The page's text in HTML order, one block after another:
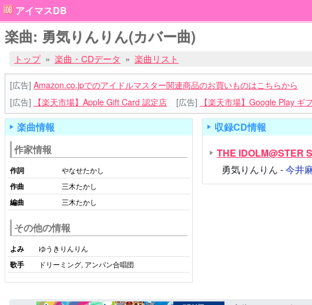
アイマスDB
楽曲: 勇気りんりん(カバー曲)
トップ 楽曲・CDデータ 楽曲リスト
[広告] Amazon.co.jpでのアイドルマスター関連商品のお買いものはこちらから
[広告]
【楽天市場】Apple Gift Card 認定店 [広告] 【楽天市場】Google Play ギ
楽曲情報
作家情報
作詞 やなせたかし
作曲 三木たかし
編曲 三木たかし
その他の情報
よみ ゆうきりんりん
歌手 ドリーミング, アンパン合唱団
収録CD情報
THE IDOLM@STER
勇気りんりん -今井